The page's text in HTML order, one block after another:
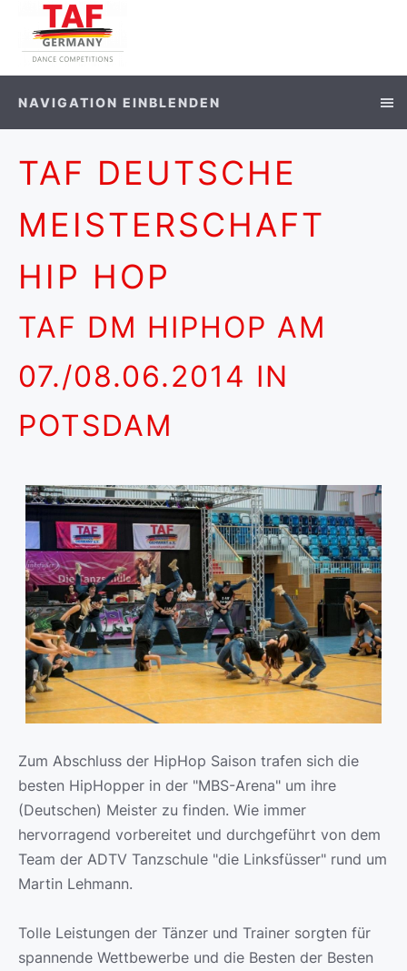
NAVIGATION EINBLENDEN
TAF DEUTSCHE
MEISTERSCHAFT
HIP HOP
TAF DM HIPHOP AM
07./08.06.2014 IN
POTSDAM
Zum Abschluss der HipHop Saison trafen sich die
besten HipHopper in der "MBS-Arena" um ihre
(Deutschen) Meister zu finden. Wie immer
hervorragend vorbereitet und durchgeführt von dem
Team der ADTV Tanzschule "die Linksfüsser" rund um
Martin Lehmann.
Tolle Leistungen der Tänzer und Trainer sorgten für
spannende Wettbewerbe und die Besten der Besten